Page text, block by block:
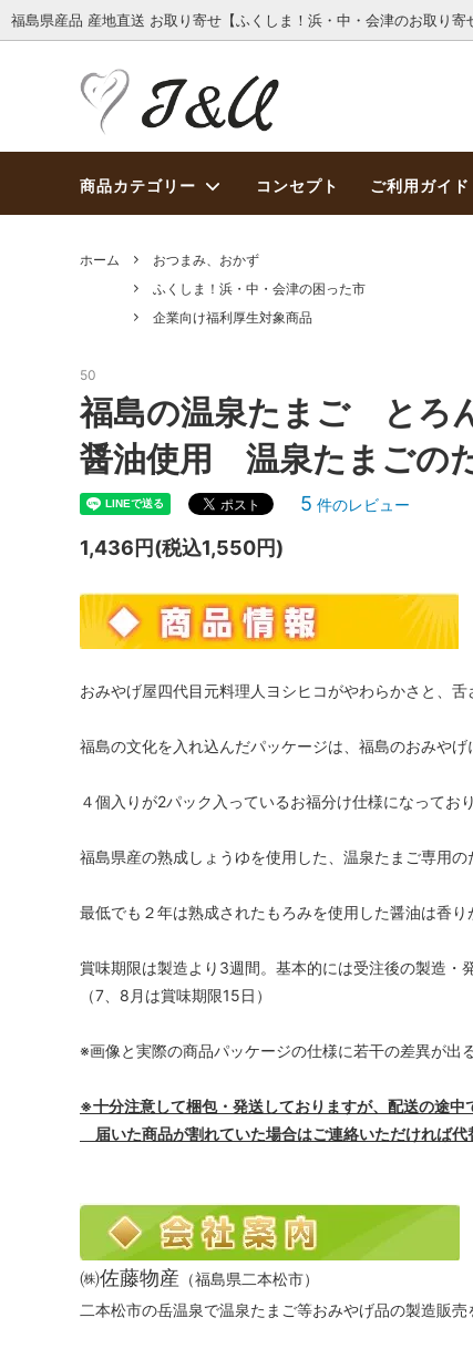
福島県産品 産地直送 お取り寄せ【ふくしま！浜・中・会津のお取り寄
商品カテゴリー コンセプト ご利用ガイド
ホーム
おつまみ、おかず
ふくしま！浜・中・会津の困った市
企業向け福利厚生対象商品
50
福島の温泉たまご とろ
醤油使用 温泉たまごの
5 件のレビュー
1,436円(税込1,550円)
おみやげ屋四代目元料理人ヨシヒコがやわらかさと、
福島の文化を入れ込んだパッケージは、福島のおみやげ
４個入りが2パック入っているお福分け仕様になっており
福島県産の熟成しょうゆを使用した、温泉たまご専用の
最低でも２年は熟成されたもろみを使用した醤油は香
賞味期限は製造より3週間。基本的には受注後の製造・
（7、8月は賞味期限15日）
※画像と実際の商品パッケージの仕様に若干の差異が出
※十分注意して梱包・発送しておりますが、配送の途中
届いた商品が割れていた場合はご連絡いただければ代
㈱佐藤物産 （福島県二本松市）
二本松市の岳温泉で温泉たまご等おみやげ品の製造販売